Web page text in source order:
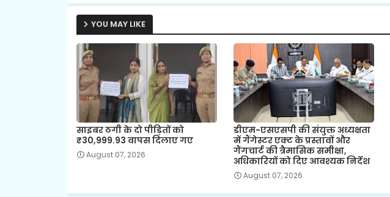
YOU MAY LIKE
साइबर ठगी के दो पीड़ितों को
₹30,999.93 वापस दिलाए गए
August 07, 2026
डीएम-एसएसपी की संयुक्त अध्यक्षता
में गैंगेस्टर एक्ट के प्रस्तावों और
गैंगचार्ट की त्रैमासिक समीक्षा,
अधिकारियों को दिए आवश्यक निर्देश
August 07, 2026